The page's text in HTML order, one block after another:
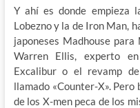
Y ahí es donde empieza
Lobezno y la de Iron Man,
japoneses Madhousepara
Warren Ellis, experto
Excalibur o el revamp
llamado «Counter-X». Pero
de los X-men peca de los